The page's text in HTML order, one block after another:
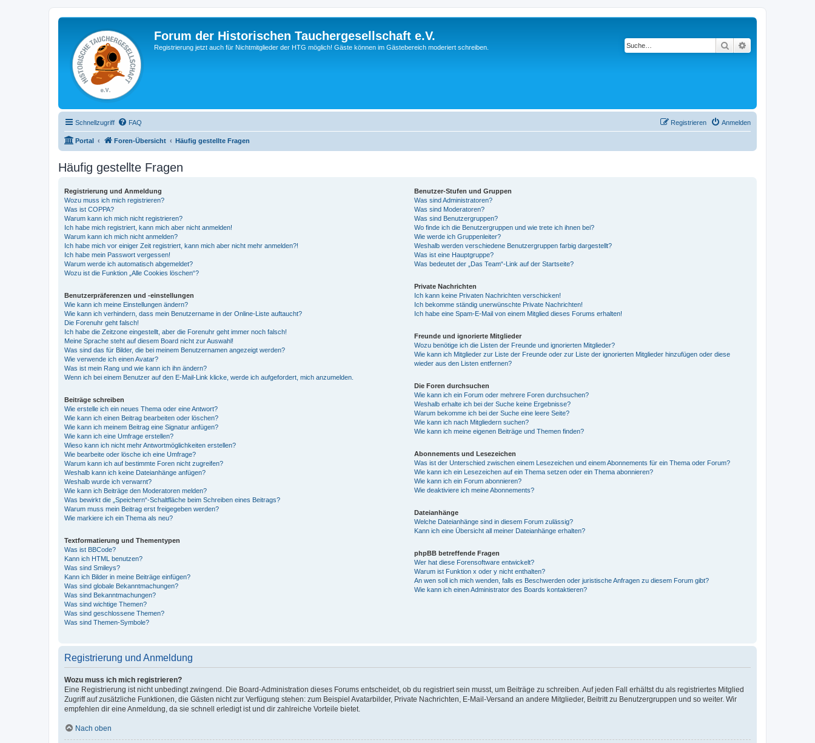
Forum der Historischen Tauchergesellschaft e.V.
Registrierung jetzt auch für Nichtmitglieder der HTG möglich! Gäste können im Gästebereich moderiert schreiben. Suche
Schnellzugriff FAQ Anmelden
Registrieren
Portal Foren-Übersicht Häufig gestellte Fragen
Häufig gestellte Fragen
Registrierung und Anmeldung
Wozu muss ich mich registrieren?
Was ist COPPA?
Warum kann ich mich nicht registrieren?
Ich habe mich registriert, kann mich aber nicht anmelden!
Warum kann ich mich nicht anmelden?
Ich habe mich vor einiger Zeit registriert, kann mich aber nicht mehr anmelden?!
Ich habe mein Passwort vergessen!
Warum werde ich automatisch abgemeldet?
Wozu ist die Funktion „Alle Cookies löschen“?
Benutzerpräferenzen und -einstellungen
Wie kann ich meine Einstellungen ändern?
Wie kann ich verhindern, dass mein Benutzername in der Online-Liste auftaucht?
Die Forenuhr geht falsch!
Ich habe die Zeitzone eingestellt, aber die Forenuhr geht immer noch falsch!
Meine Sprache steht auf diesem Board nicht zur Auswahl!
Was sind das für Bilder, die bei meinem Benutzernamen angezeigt werden?
Wie verwende ich einen Avatar?
Was ist mein Rang und wie kann ich ihn ändern?
Wenn ich bei einem Benutzer auf den E-Mail-Link klicke, werde ich aufgefordert, mich anzumelden.
Beiträge schreiben
Wie erstelle ich ein neues Thema oder eine Antwort?
Wie kann ich einen Beitrag bearbeiten oder löschen?
Wie kann ich meinem Beitrag eine Signatur anfügen?
Wie kann ich eine Umfrage erstellen?
Wieso kann ich nicht mehr Antwortmöglichkeiten erstellen?
Wie bearbeite oder lösche ich eine Umfrage?
Warum kann ich auf bestimmte Foren nicht zugreifen?
Weshalb kann ich keine Dateianhänge anfügen?
Weshalb wurde ich verwarnt?
Wie kann ich Beiträge den Moderatoren melden?
Was bewirkt die „Speichern“-Schaltfläche beim Schreiben eines Beitrags?
Warum muss mein Beitrag erst freigegeben werden?
Wie markiere ich ein Thema als neu?
Textformatierung und Thementypen
Was ist BBCode?
Kann ich HTML benutzen?
Was sind Smileys?
Kann ich Bilder in meine Beiträge einfügen?
Was sind globale Bekanntmachungen?
Was sind Bekanntmachungen?
Was sind wichtige Themen?
Was sind geschlossene Themen?
Was sind Themen-Symbole?
Benutzer-Stufen und Gruppen
Was sind Administratoren?
Was sind Moderatoren?
Was sind Benutzergruppen?
Wo finde ich die Benutzergruppen und wie trete ich ihnen bei?
Wie werde ich Gruppenleiter?
Weshalb werden verschiedene Benutzergruppen farbig dargestellt?
Was ist eine Hauptgruppe?
Was bedeutet der „Das Team“-Link auf der Startseite?
Private Nachrichten
Ich kann keine Privaten Nachrichten verschicken!
Ich bekomme ständig unerwünschte Private Nachrichten!
Ich habe eine Spam-E-Mail von einem Mitglied dieses Forums erhalten!
Freunde und ignorierte Mitglieder
Wozu benötige ich die Listen der Freunde und ignorierten Mitglieder?
Wie kann ich Mitglieder zur Liste der Freunde oder zur Liste der ignorierten Mitglieder hinzufügen oder diese
wieder aus den Listen entfernen?
Die Foren durchsuchen
Wie kann ich ein Forum oder mehrere Foren durchsuchen?
Weshalb erhalte ich bei der Suche keine Ergebnisse?
Warum bekomme ich bei der Suche eine leere Seite?
Wie kann ich nach Mitgliedern suchen?
Wie kann ich meine eigenen Beiträge und Themen finden?
Abonnements und Lesezeichen
Was ist der Unterschied zwischen einem Lesezeichen und einem Abonnements für ein Thema oder Forum?
Wie kann ich ein Lesezeichen auf ein Thema setzen oder ein Thema abonnieren?
Wie kann ich ein Forum abonnieren?
Wie deaktiviere ich meine Abonnements?
Dateianhänge
Welche Dateianhänge sind in diesem Forum zulässig?
Kann ich eine Übersicht all meiner Dateianhänge erhalten?
phpBB betreffende Fragen
Wer hat diese Forensoftware entwickelt?
Warum ist Funktion x oder y nicht enthalten?
An wen soll ich mich wenden, falls es Beschwerden oder juristische Anfragen zu diesem Forum gibt?
Wie kann ich einen Administrator des Boards kontaktieren?
Registrierung und Anmeldung
Wozu muss ich mich registrieren?
Eine Registrierung ist nicht unbedingt zwingend. Die Board-Administration dieses Forums entscheidet, ob du registriert sein musst, um Beiträge zu schreiben. Auf jeden Fall erhältst du als registriertes Mitglied
Zugriff auf zusätzliche Funktionen, die Gästen nicht zur Verfügung stehen: zum Beispiel Avatarbilder, Private Nachrichten, E-Mail-Versand an andere Mitglieder, Beitritt zu Benutzergruppen und so weiter. Wir
empfehlen dir eine Anmeldung, da sie schnell erledigt ist und dir zahlreiche Vorteile bietet.
Nach oben